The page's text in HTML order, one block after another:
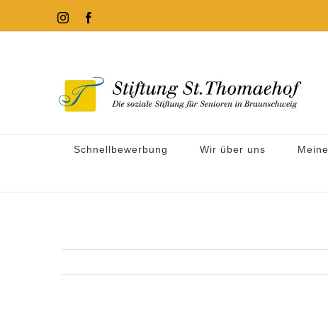
Inhalt
Instagram
Schnellbewerbung Wir über uns